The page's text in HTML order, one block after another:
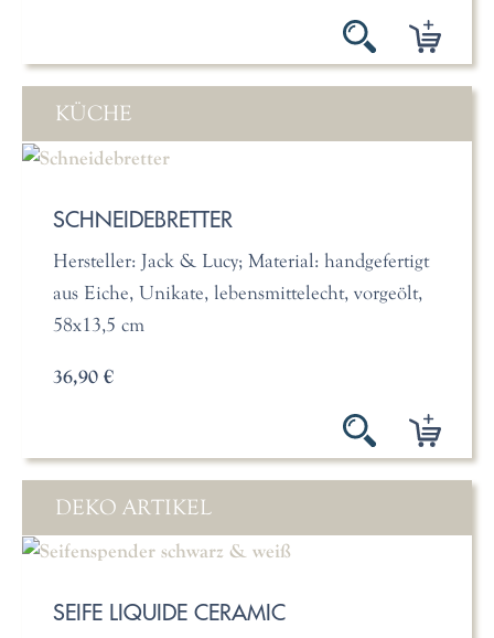
KÜCHE
SCHNEIDEBRETTER
Hersteller: Jack & Lucy; Material: handgefertigt
aus Eiche, Unikate, lebensmittelecht, vorgeölt,
58x13,5 cm
36,90 €
DEKO ARTIKEL
SEIFE LIQUIDE CERAMIC